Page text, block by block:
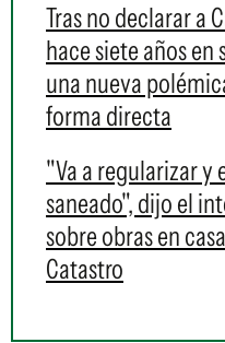
Tras no declarar a
hace siete años en
una nueva
forma directa
"Va a regularizar y
saneado", dijo el
sobre obras en
Catastro